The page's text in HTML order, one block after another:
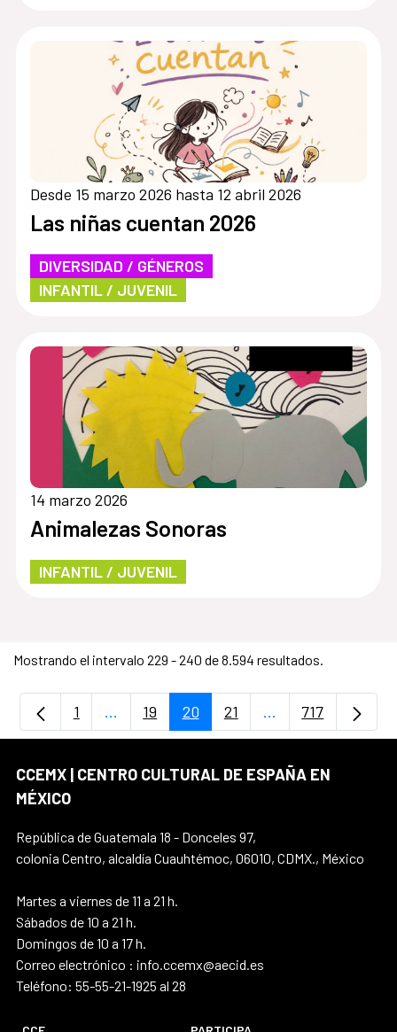
Desde 15 marzo 2026 hasta 12 abril 2026
Las niñas cuentan 2026
DIVERSIDAD / GÉNEROS
INFANTIL / JUVENIL
14 marzo 2026
Animalezas Sonoras
INFANTIL / JUVENIL
Mostrando el intervalo 229 - 240 de 8.594 resultados.
Página
1 ...Páginas intermedias Use TAB para
Página
19 Página
20 Página
21 ...PáginasPágina
717
CCEMX | CENTRO CULTURAL DE ESPAÑA EN
MÉXICO
República de Guatemala 18 - Donceles 97,
colonia Centro, alcaldía Cuauhtémoc, 06010, CDMX., México
Martes a viernes de 11 a 21 h.
Sábados de 10 a 21 h.
Domingos de 10 a 17 h.
Correo electrónico : info.ccemx@aecid.es
Teléfono: 55-55-21-1925 al 28